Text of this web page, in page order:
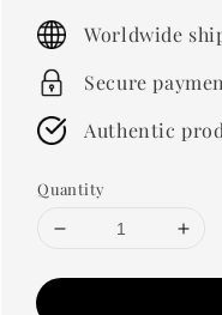
price
Worldwide
Secure
Authentic
Quantity